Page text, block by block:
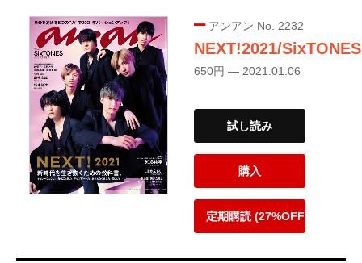
アンアン No. 2232
NEXT!2021/SixTONES
650円 — 2021.01.06
試し読み
購入
定期購読 (27%OFF)